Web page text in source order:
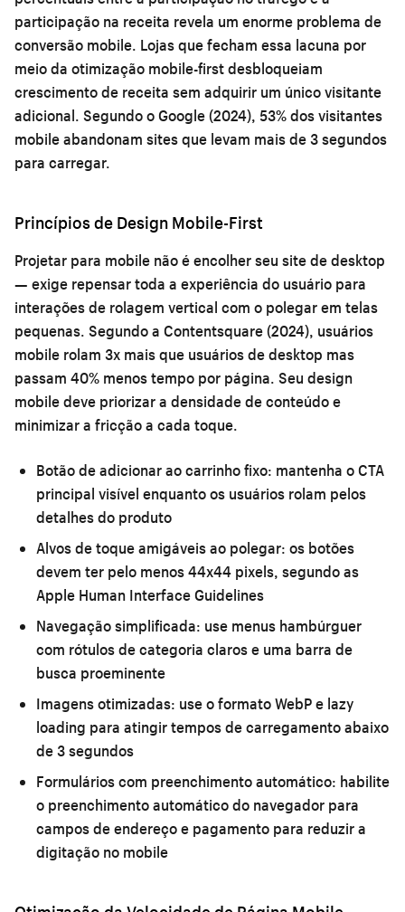
participação na receita revela um enorme problema de
conversão mobile. Lojas que fecham essa lacuna por
meio da otimização mobile-first desbloqueiam
crescimento de receita sem adquirir um único visitante
adicional. Segundo o Google (2024), 53% dos visitantes
mobile abandonam sites que levam mais de 3 segundos
para carregar.
Princípios de Design Mobile-First
Projetar para mobile não é encolher seu site de desktop
— exige repensar toda a experiência do usuário para
interações de rolagem vertical com o polegar em telas
pequenas. Segundo a Contentsquare (2024), usuários
mobile rolam 3x mais que usuários de desktop mas
passam 40% menos tempo por página. Seu design
mobile deve priorizar a densidade de conteúdo e
minimizar a fricção a cada toque.
Botão de adicionar ao carrinho fixo: mantenha o CTA
principal visível enquanto os usuários rolam pelos
detalhes do produto
Alvos de toque amigáveis ao polegar: os botões
devem ter pelo menos 44x44 pixels, segundo as
Apple Human Interface Guidelines
Navegação simplificada: use menus hambúrguer
com rótulos de categoria claros e uma barra de
busca proeminente
Imagens otimizadas: use o formato WebP e lazy
loading para atingir tempos de carregamento abaixo
de 3 segundos
Formulários com preenchimento automático: habilite
o preenchimento automático do navegador para
campos de endereço e pagamento para reduzir a
digitação no mobile